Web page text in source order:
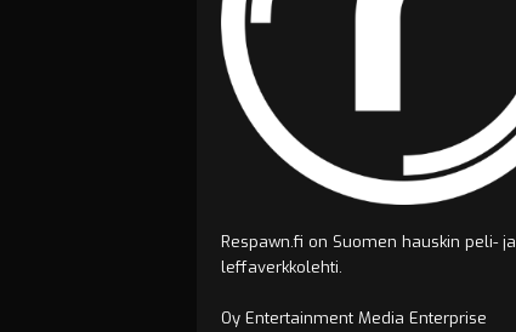
Respawn.fi on Suomen hauskin peli- ja
leffaverkkolehti.
Oy Entertainment Media Enterprise